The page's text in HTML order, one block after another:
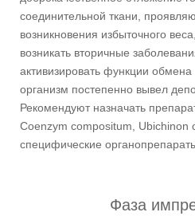
соединительной ткани,
возникновения избыточного
возникать вторичные
активизировать функции обмена
организм постепенно вывел
Рекомендуют назначать
Coenzym compositum, Ubichinon
специфические
Фаза